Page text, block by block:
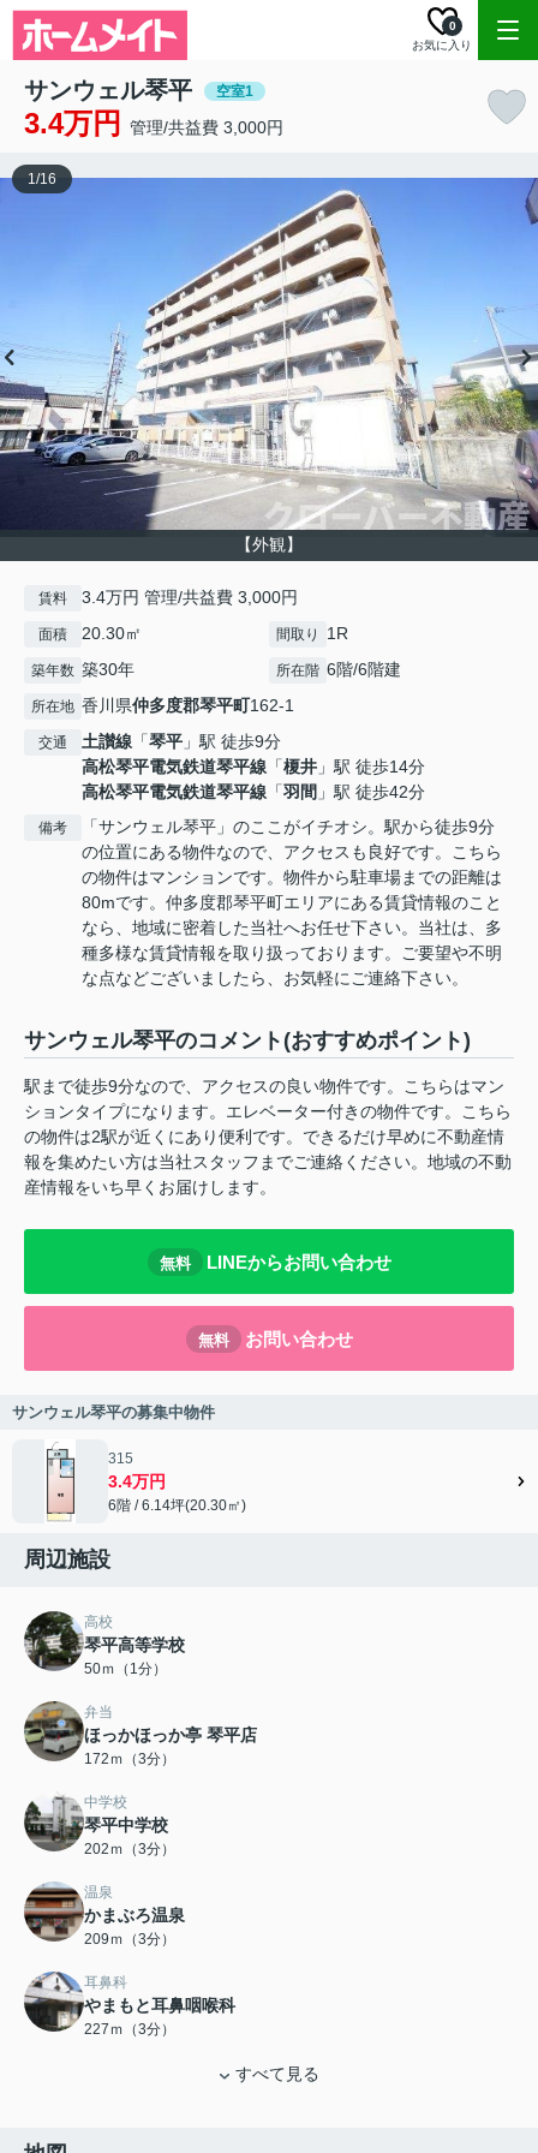
お気に入り
0
サンウェル琴平 空室1
3.4万円 管理/共益費 3,000円
【外観】
1/16
賃料 3.4万円 管理/共益費 3,000円
面積 20.30㎡ 間取り 1R
築年数 築30年 所在階 6階/6階建
所在地 香川県仲多度郡琴平町162-1
交通 土讃線 「琴平 」駅 徒歩9分
高松琴平電気鉄道琴平線 「榎井 」駅 徒歩14分
高松琴平電気鉄道琴平線 「羽間 」駅 徒歩42分
備考
「サンウェル琴平」のここがイチオシ。駅から徒歩9分
の位置にある物件なので、アクセスも良好です。こちら
の物件はマンションです。物件から駐車場までの距離は
80mです。仲多度郡琴平町エリアにある賃貸情報のこと
なら、地域に密着した当社へお任せ下さい。当社は、多
種多様な賃貸情報を取り扱っております。ご要望や不明
な点などございましたら、お気軽にご連絡下さい。
サンウェル琴平のコメント(おすすめポイント)
駅まで徒歩9分なので、アクセスの良い物件です。こちらはマン
ションタイプになります。エレベーター付きの物件です。こちら
の物件は2駅が近くにあり便利です。できるだけ早めに不動産情
報を集めたい方は当社スタッフまでご連絡ください。地域の不動
産情報をいち早くお届けします。
無料 LINEからお問い合わせ
無料 お問い合わせ
サンウェル琴平の募集中物件
315
3.4万円
6階 / 6.14坪(20.30㎡)
周辺施設
高校
琴平高等学校
50ｍ（1分）
弁当
ほっかほっか亭 琴平店
172ｍ（3分）
中学校
琴平中学校
202ｍ（3分）
温泉
かまぶろ温泉
209ｍ（3分）
耳鼻科
やまもと耳鼻咽喉科
227ｍ（3分）
すべて見る